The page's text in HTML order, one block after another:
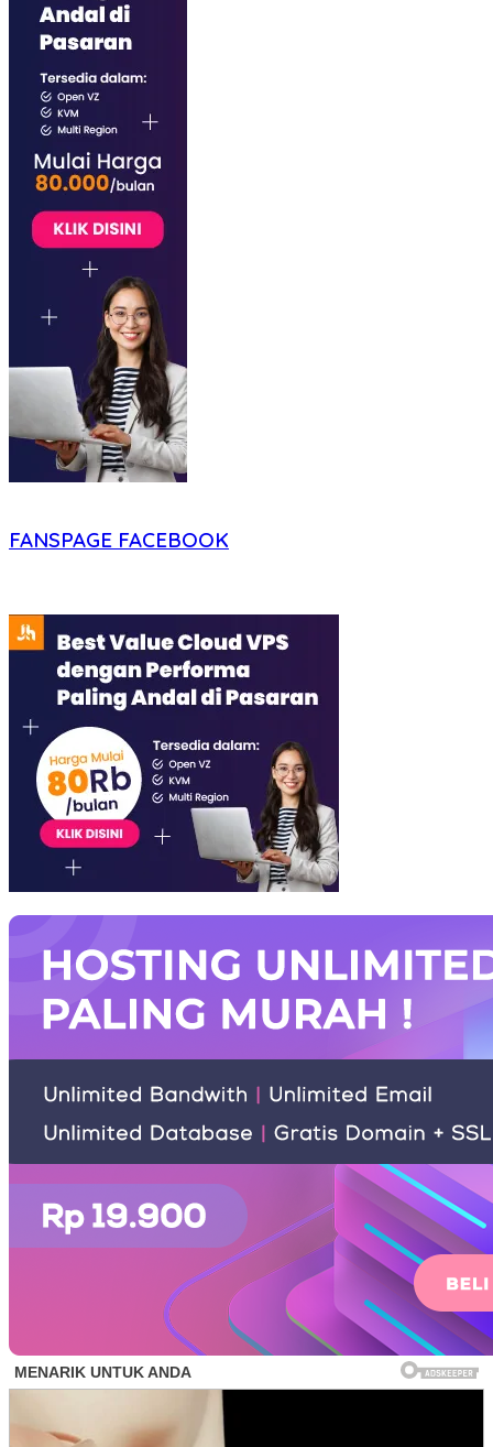
FANSPAGE FACEBOOK